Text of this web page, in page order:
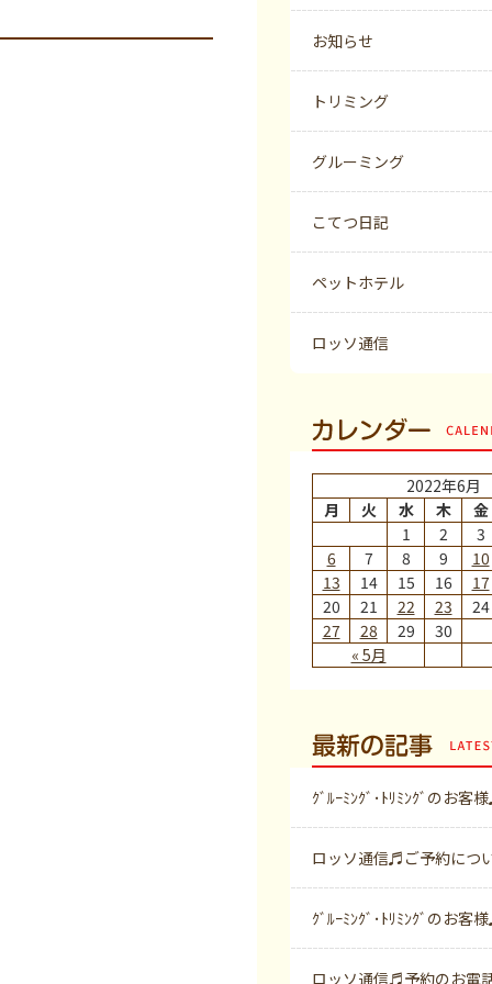
お知らせ
トリミング
グルーミング
こてつ日記
ペットホテル
ロッソ通信
カレンダー
2022年6月
月
火 水 木 金
« 5月
1 2
3
6
7 8 9
10
13
14 15 16
17
20
21 22 23
24
27
28 29 30
最新の記事
ｸﾞﾙｰﾐﾝｸﾞ･ﾄﾘﾐﾝｸﾞのお客
ロッソ通信♬ご予約につ
ｸﾞﾙｰﾐﾝｸﾞ･ﾄﾘﾐﾝｸﾞのお客
ロッソ通信♬予約のお電